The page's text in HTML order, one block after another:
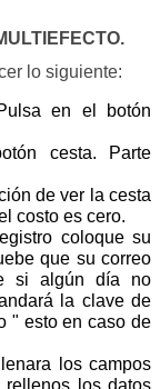
lo siguiente:
en el botón
cesta. Parte
de ver la cesta
costo es cero.
coloque su
que su correo
si algún día no
la clave de
" esto en caso de
los campos
los datos